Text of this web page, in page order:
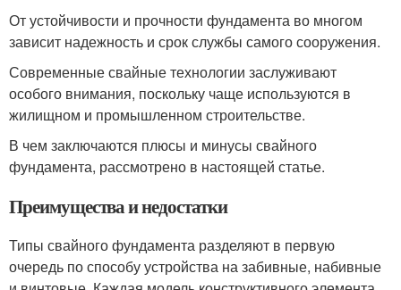
От устойчивости и прочности фундамента во многом
зависит надежность и срок службы самого сооружения.
Современные свайные технологии заслуживают
особого внимания, поскольку чаще используются в
жилищном и промышленном строительстве.
В чем заключаются плюсы и минусы свайного
фундамента, рассмотрено в настоящей статье.
Преимущества и недостатки
Типы свайного фундамента разделяют в первую
очередь по способу устройства на забивные, набивные